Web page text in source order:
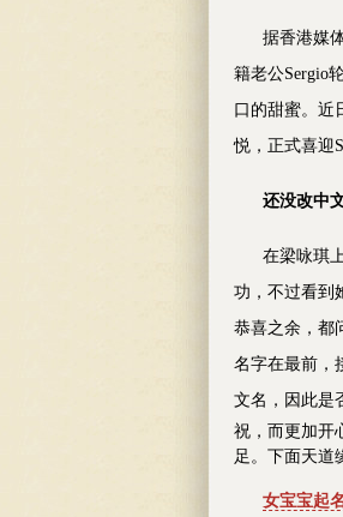
据香港媒体
籍老公Sergio
口的甜蜜。近
悦，正式喜迎
还没改中
在梁咏琪上
功，不过看到
恭喜之余，都
名字在最前，
文名，因此是
祝，而更加开
足。 下面天道
女宝宝起